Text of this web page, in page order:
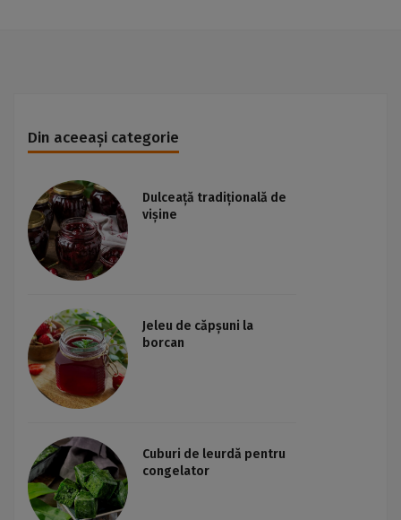
Din aceeași categorie
Dulceață tradițională de
vișine
Jeleu de căpșuni la
borcan
Cuburi de leurdă pentru
congelator